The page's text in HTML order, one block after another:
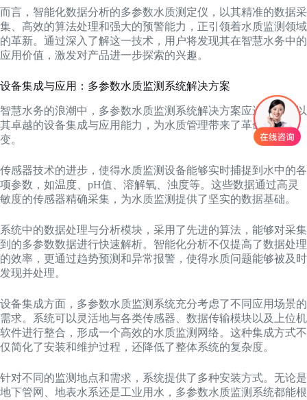
而言，智能化数据分析的多参数水质测定仪，以其精准的数据采
集、高效的算法处理和强大的预警能力，正引领着水质监测领域
的革新。通过深入了解这一技术，用户将发现其在智慧水务中的
应用价值，激发对产品进一步探索的兴趣。
设备集成与应用：多参数水质监测系统解决方案
智慧水务的浪潮中，多参数水质监测系统解决方案应运而生，以
其卓越的设备集成与应用能力，为水质管理带来了革命性的改
变。
传感器技术的进步，使得水质监测设备能够实时捕捉到水中的各
项参数，如温度、pH值、溶解氧、浊度等。这些数据通过高灵
敏度的传感器精确采集，为水质监测提供了坚实的数据基础。
系统中的数据处理与分析模块，采用了先进的算法，能够对采集
到的多参数数据进行快速解析。智能化分析不仅提高了数据处理
的效率，更通过趋势预测和异常报警，使得水质问题能够被及时
发现并处理。
设备集成方面，多参数水质监测系统充分考虑了不同应用场景的
需求。系统可以灵活地与各类传感器、数据传输模块以及上位机
软件进行整合，形成一个高效的水质监测网络。这种集成方式不
仅简化了安装和维护过程，还降低了整体系统的复杂度。
针对不同的监测地点和需求，系统提供了多种安装方式。无论是
地下管网、地表水系还是工业用水，多参数水质监测系统都能根